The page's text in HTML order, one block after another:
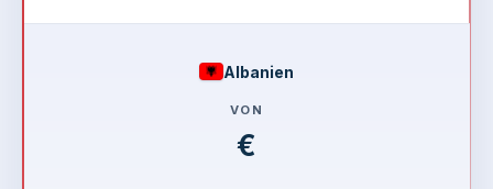
Albanien
VON
€